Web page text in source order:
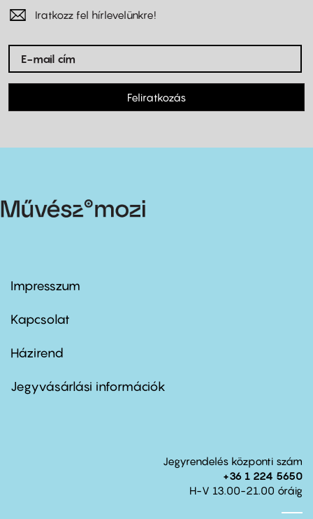
Iratkozz fel hírlevelünkre!
Feliratkozás
Footer
first
Impresszum
Kapcsolat
Footer
second
Házirend
Jegyvásárlási információk
Jegyrendelés központi szám
+36 1 224 5650
H-V 13.00-21.00 óráig